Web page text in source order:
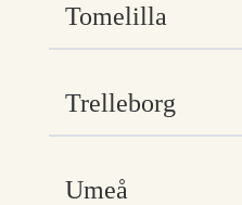
Tomelilla
Trelleborg
Umeå